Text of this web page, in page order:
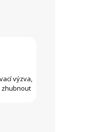
výzva,
zhubnout